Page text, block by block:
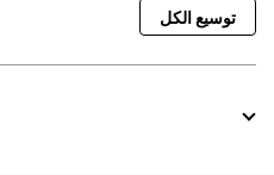
توسيع الكل